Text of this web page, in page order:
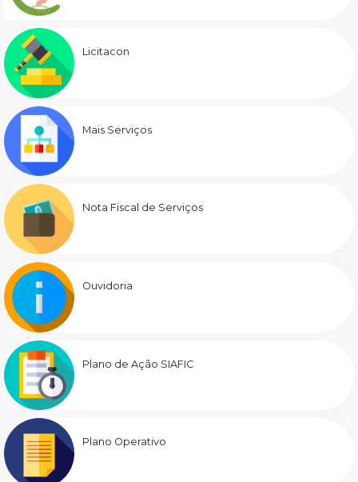
Licitacon
Mais Serviços
Nota Fiscal de Serviços
Ouvidoria
Plano de Ação SIAFIC
Plano Operativo